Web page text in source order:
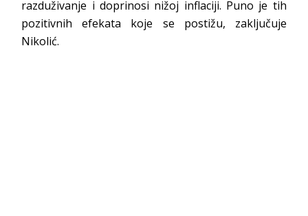
razduživanje i doprinosi nižoj inflaciji. Puno je tih
pozitivnih efekata koje se postižu, zaključuje
Nikolić.